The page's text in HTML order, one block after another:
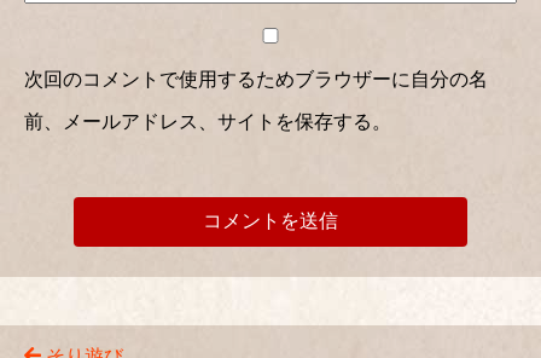
次回のコメントで使用するためブラウザーに自分の名
前、メールアドレス、サイトを保存する。